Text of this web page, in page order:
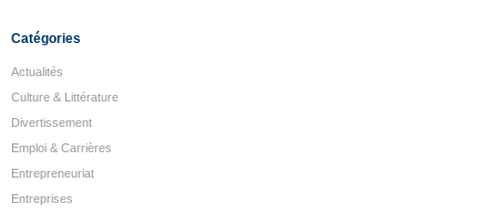
Catégories
Actualités
Culture & Littérature
Divertissement
Emploi & Carrières
Entrepreneuriat
Entreprises